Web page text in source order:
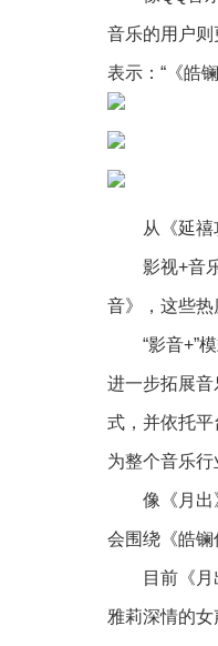
音乐的用户则
表示：“《皓
从《延禧攻
影视+音乐
音》，这些热
“影音+”模
进一步拓展
式，并依托
为整个音乐行
像《月出》
会围绕《皓镧
目前《月出
雅莉深情的